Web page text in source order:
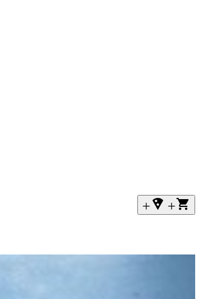
+local_pizza +